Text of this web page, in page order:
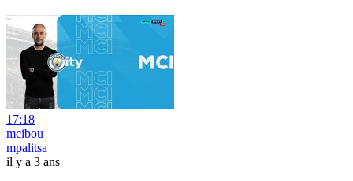
17:18
mcibou
mpalitsa
il y a 3 ans